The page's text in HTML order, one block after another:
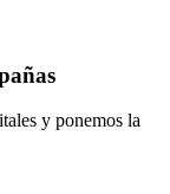
y ponemos la